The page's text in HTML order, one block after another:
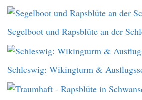
Segelboot und Rapsblüte an der
Schleswig: Wikingturm &